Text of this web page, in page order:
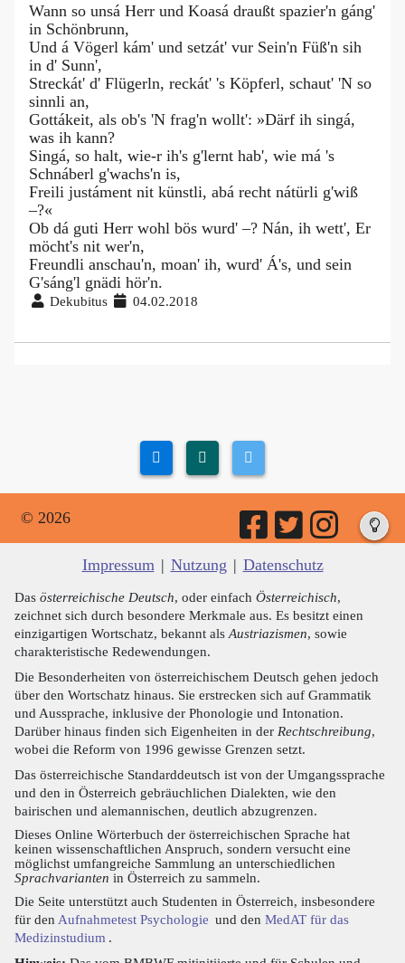
Wann so unsá Herr und Koasá draußt spazier'n gáng'
in Schönbrunn,
Und á Vögerl kám' und setzát' vur Sein'n Füß'n sih
in d' Sunn',
Streckát' d' Flügerln, reckát' 's Köpferl, schaut' 'N so
sinnli an,
Gottákeit, als ob's 'N frag'n wollt': »Därf ih singá,
was ih kann?
Singá, so halt, wie-r ih's g'lernt hab', wie má 's
Schnáberl g'wachs'n is,
Freili justáment nit künstli, abá recht nátürli g'wiß
–?«
Ob dá guti Herr wohl bös wurd' –? Nán, ih wett', Er
möcht's nit wer'n,
Freundli anschau'n, moan' ih, wurd' Á's, und sein
G'sáng'l gnädi hör'n.
Dekubitus 04.02.2018
© 2026
Impressum | Nutzung | Datenschutz
Das österreichische Deutsch, oder einfach Österreichisch,
zeichnet sich durch besondere Merkmale aus. Es besitzt einen
einzigartigen Wortschatz, bekannt als Austriazismen, sowie
charakteristische Redewendungen.
Die Besonderheiten von österreichischem Deutsch gehen jedoch
über den Wortschatz hinaus. Sie erstrecken sich auf Grammatik
und Aussprache, inklusive der Phonologie und Intonation.
Darüber hinaus finden sich Eigenheiten in der Rechtschreibung,
wobei die Reform von 1996 gewisse Grenzen setzt.
Das österreichische Standarddeutsch ist von der Umgangssprache
und den in Österreich gebräuchlichen Dialekten, wie den
bairischen und alemannischen, deutlich abzugrenzen.
Dieses Online Wörterbuch der österreichischen Sprache hat
keinen wissenschaftlichen Anspruch, sondern versucht eine
möglichst umfangreiche Sammlung an unterschiedlichen
Sprachvarianten in Österreich zu sammeln.
Die Seite unterstützt auch Studenten in Österreich, insbesondere
für den Aufnahmetest Psychologie und den MedAT für das
Medizinstudium .